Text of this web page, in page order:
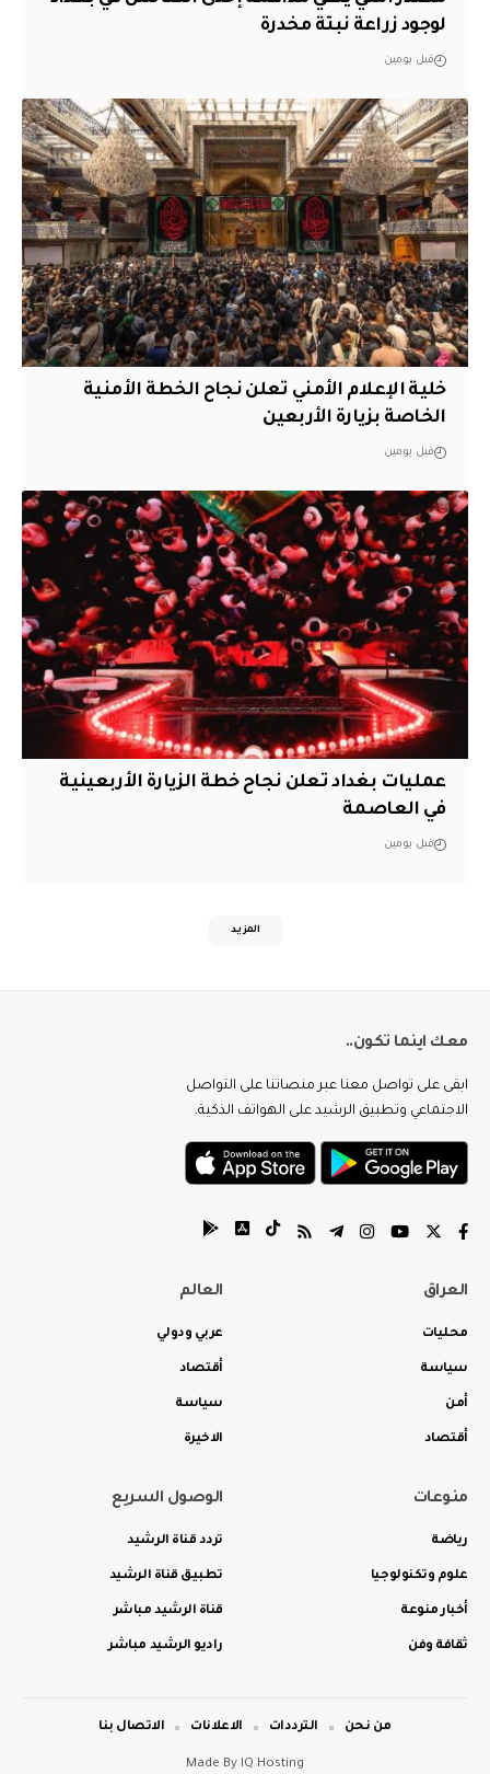
لوجود زراعة نبتة مخدرة
قبل يومين
خلية الإعلام الأمني تعلن نجاح الخطة الأمنية
الخاصة بزيارة الأربعين
قبل يومين
عمليات بغداد تعلن نجاح خطة الزيارة الأربعينية
في العاصمة
قبل يومين
المزيد
معك اينما تكون..
ابقى على تواصل معنا عبر منصاتنا على التواصل
الاجتماعي وتطبيق الرشيد على الهواتف الذكية.
العراق
محليات
سياسة
أمن
أقتصاد
العالم
عربي ودولي
أقتصاد
سياسة
الاخيرة
منوعات
رياضة
علوم وتكنولوجيا
أخبار منوعة
ثقافة وفن
الوصول السريع
تردد قناة الرشيد
تطبيق قناة الرشيد
قناة الرشيد مباشر
راديو الرشيد مباشر
Made By IQ Hosting
من نحن الترددات الاعلانات الاتصال بنا